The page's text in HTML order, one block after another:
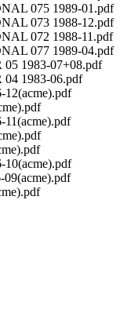
075 1989-01.pdf
073 1988-12.pdf
072 1988-11.pdf
077 1989-04.pdf
1983-07+08.pdf
1983-06.pdf